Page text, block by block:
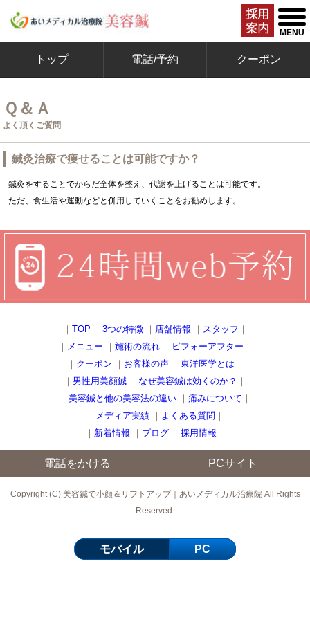
MENU
トップ 電話/予約 クーポン
Ｑ＆Ａ
よく頂くご質問
鍼灸治療で痩せることは可能ですか？
鍼灸をすることでからだ全体を整え、代謝を上げることは可能です。
ただ、食生活や運動などと併用していくことをお勧めします。
｜ TOP ｜ 3つの特徴｜ 店舗情報 ｜ スタッフ ｜
｜ メニュー ｜ 施術の流れ｜ ビフォーアフター ｜
｜ クーポン ｜ お客様の声｜ 東洋医学とは ｜
｜ 男性用美顔鍼 ｜ なぜ美容鍼は効くのか？ ｜
｜ 美容鍼と他の美容法の違い｜ 痛みについて ｜
｜ メディア実績｜ よくある質問 ｜
｜ 新着情報 ｜ ブログ｜ 採用情報 ｜
電話をかける PCサイト
Copyright (C) 美容鍼で小顔＆リフトアップ｜あいメディカル治療院 All Rights
Reserved.
モバイル PC